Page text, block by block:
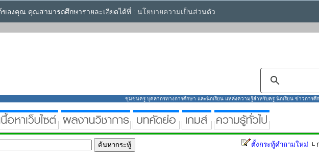
องคุณ คุณสามารถศึกษารายละเอียดได้ที่ : นโยบายความเป็นส่วนตัว
ชุมชนครู บุคลากรทางการศึกษา และนักเรียน แหล่งความรู้สำหรับครู นักเรียน ข่าวการ
ตั้งกระทู้คำถามใหม่